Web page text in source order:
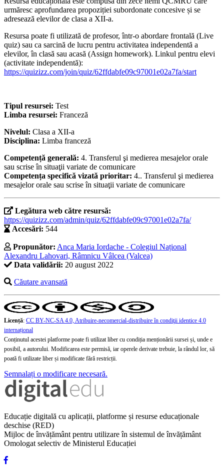
urmăresc aprofundarea propoziției subordonate concesive și se
adresează elevilor de clasa a XII-a.
Resursa poate fi utilizată de profesor, într-o abordare frontală (Live
quiz) sau ca sarcină de lucru pentru activitatea independentă a
elevilor, în clasă sau acasă (Assign homework). Linkul pentru elevi
(activitate independentă):
https://quizizz.com/join/quiz/62ffdabfe09c97001e02a7fa/start
Tipul resursei: Test
Limba resursei: Franceză
Nivelul: Clasa a XII-a
Disciplina: Limba franceză
Competență generală: 4. Transferul şi medierea mesajelor orale
sau scrise în situaţii variate de comunicare
Competența specifică vizată prioritar: 4.. Transferul şi medierea
mesajelor orale sau scrise în situaţii variate de comunicare
Legătura web către resursă:
https://quizizz.com/admin/quiz/62ffdabfe09c97001e02a7fa/
Accesări: 544
Propunător: Anca Maria Iordache - Colegiul Național
Alexandru Lahovari, Râmnicu Vâlcea (Valcea)
Data validării: 20 august 2022
Căutare avansată
Licență: CC BY-NC-SA 4.0, Atribuire-necomercial-distribuire în condiţii identice 4.0
internațional
Conținutul acestei platforme poate fi utilizat liber cu condiția menționării sursei și, unde e
posibil, a autorului. Modificarea este permisă, iar operele derivate trebuie, la rândul lor, să
poată fi utilizate liber și modificate fără restricții.
Semnalați o modificare necesară.
Educație digitală cu aplicații, platforme și resurse educaționale
deschise (RED)
Mijloc de învățământ pentru utilizare în sistemul de învățământ
Omologat selectiv de Ministerul Educației